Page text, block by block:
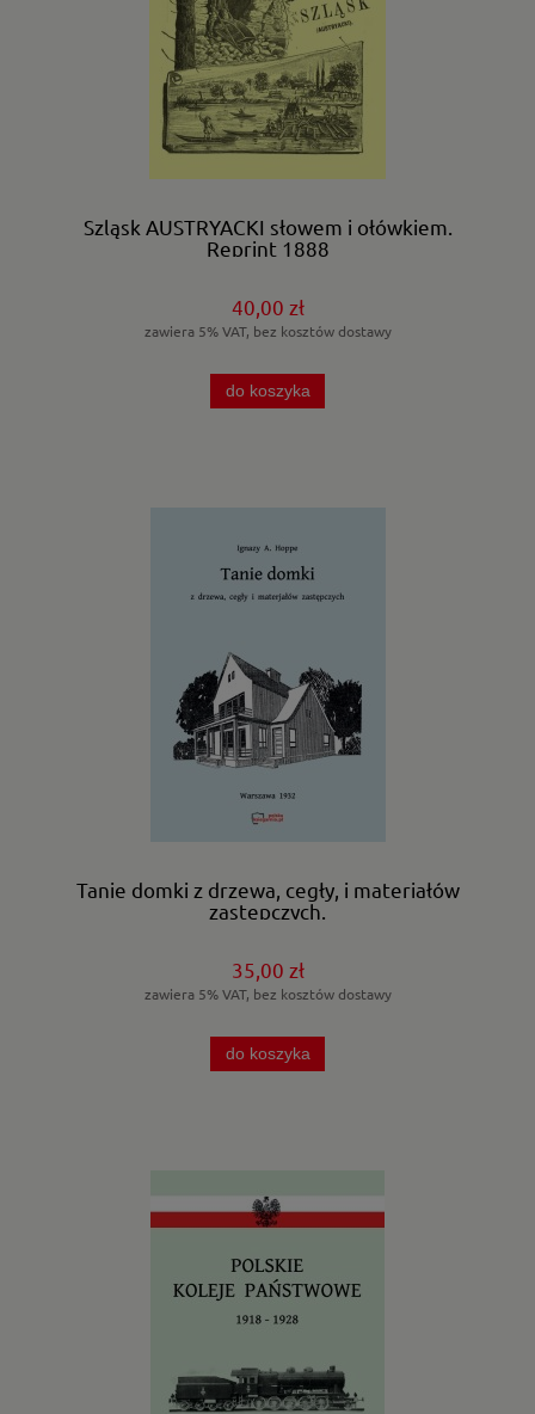
Szląsk AUSTRYACKI słowem i ołówkiem.
Reprint 1888
40,00 zł
zawiera 5% VAT, bez kosztów dostawy
do koszyka
Tanie domki z drzewa, cegły, i materiałów
zastępczych.
35,00 zł
zawiera 5% VAT, bez kosztów dostawy
do koszyka